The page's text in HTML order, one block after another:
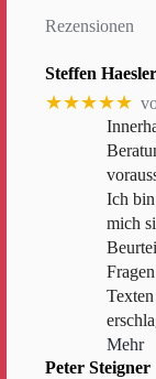
Rezensionen
Steffen Haesler
★★★★★
Ich
mich
Mehr
Peter Steigner